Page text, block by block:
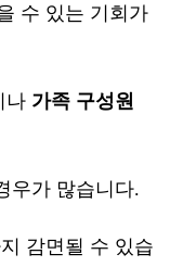
수 있는 기회가
나 가족 구성원
우가 많습니다.
감면될 수 있습